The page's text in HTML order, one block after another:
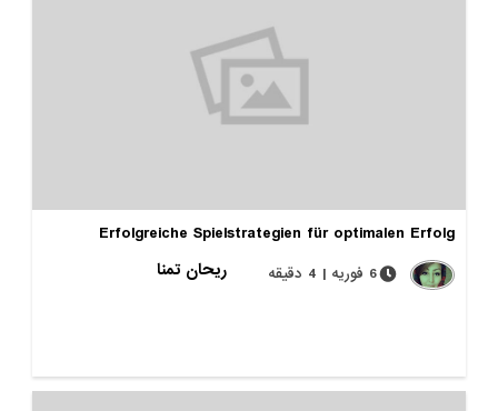
Erfolgreiche Spielstrategien für optimalen Erfolg
ریحان تمنا
6 فوریه | 4 دقیقه